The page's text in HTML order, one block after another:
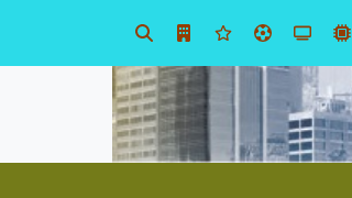
نوآوری و یادگیری دیجیتال؛